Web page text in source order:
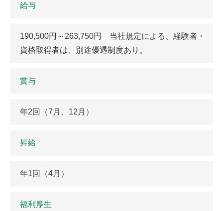
給与
190,500円～263,750円 当社規定による、経験者・
資格取得者は、別途優遇制度あり。
賞与
年2回（7月、12月）
昇給
年1回（4月）
福利厚生